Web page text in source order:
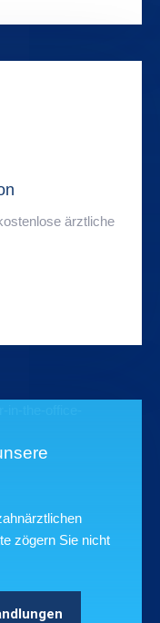
ärztliche
zögern Sie nicht